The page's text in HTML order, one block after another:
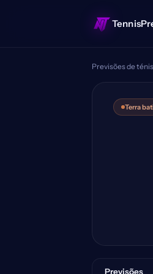
Otto
Previsões de ténis
Terra
Previsões